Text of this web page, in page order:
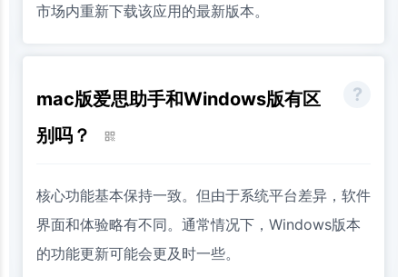
市场内重新下载该应用的最新版本。
mac版爱思助手和Windows版有区
别吗？
核心功能基本保持一致。但由于系统平台差异，软件
界面和体验略有不同。通常情况下，Windows版本
的功能更新可能会更及时一些。